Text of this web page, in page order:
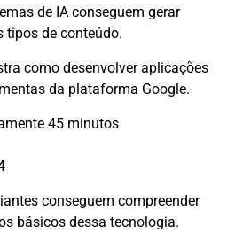
de IA conseguem gerar
tipos de conteúdo.
como desenvolver aplicações
da plataforma Google.
45 minutos
conseguem compreender
básicos dessa tecnologia.